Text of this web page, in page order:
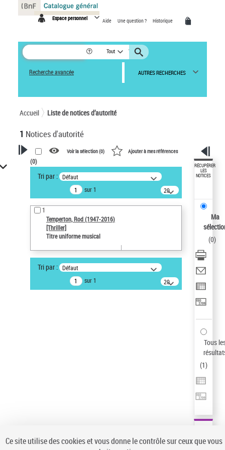
Espace personnel Aide Une question ? Historique
Tout
Recherche avancée AUTRES RECHERCHES
Accueil Liste de notices d’autorité
1 Notices d'autorité
VOTRE RECHERCHE
Recherche avancée dans les
notices d’autorité
Œuvres liées à l'auteur :
Temperton, Rod (1947-2016)
Auteur d’œuvre
Type de notice d'autorité
Voir la sélection (0) Ajouter à mes références
(0)
Tri par : Défaut
sur 1
20
résultats/page
1
Temperton, Rod (1947-2016)
[Thriller]
Titre uniforme musical
Tri par : Défaut
sur 1
20
résultats/page
RÉCUPÉRER
LES
NOTICES
Ma
(0)
Tous
(1)
Panneau de gestion des cookies
Ce site utilise des cookies et vous donne le contrôle sur ceux que vous